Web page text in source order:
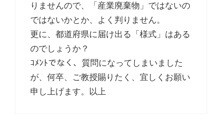
りませんので、「産業廃棄物」ではないの
ではないかとか、よく判りません。
更に、都道府県に届け出る「様式」はある
のでしょうか？
ｺﾒﾝﾄでなく、質問になってしまいました
が、何卒、ご教授賜りたく、宜しくお願い
申し上げます。以上